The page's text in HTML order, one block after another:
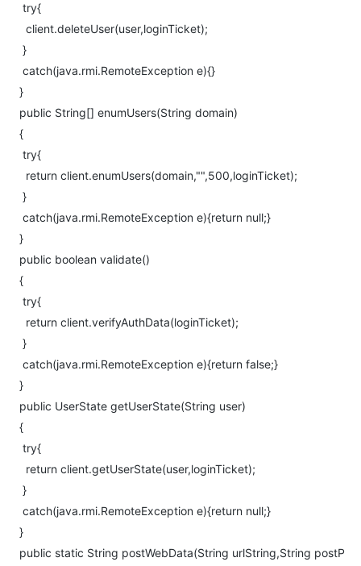
try{
client.deleteUser(user,loginTicket);
}
catch(java.rmi.RemoteException e){}
}
public String[] enumUsers(String domain)
{
try{
return client.enumUsers(domain,"",500,loginTicket);
}
catch(java.rmi.RemoteException e){return null;}
}
public boolean validate()
{
try{
return client.verifyAuthData(loginTicket);
}
catch(java.rmi.RemoteException e){return false;}
}
public UserState getUserState(String user)
{
try{
return client.getUserState(user,loginTicket);
}
catch(java.rmi.RemoteException e){return null;}
}
public static String postWebData(String urlString,String postP